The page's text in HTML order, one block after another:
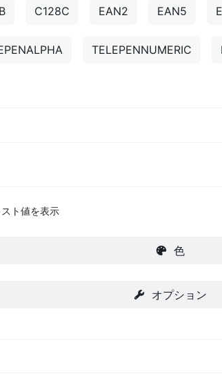
C128C EAN2 EAN5
TELEPENNUMERIC
ト値を表示
色
オプション